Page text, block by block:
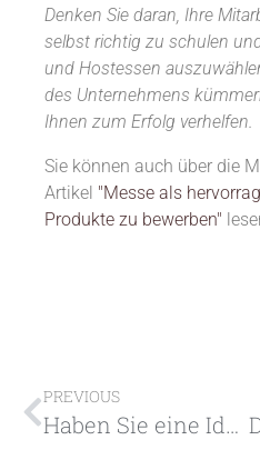
Denken Sie daran, Ihre
selbst richtig zu schulen
und Hostessen
des Unternehmens
Ihnen zum Erfolg verhelfen.
Sie können auch über die
Artikel "Messe als
Produkte zu bewerben"
PREVIOUS
Haben Sie eine Idee, Ihr Produkt zu bewerben? Kreativität im Marketing notwendig